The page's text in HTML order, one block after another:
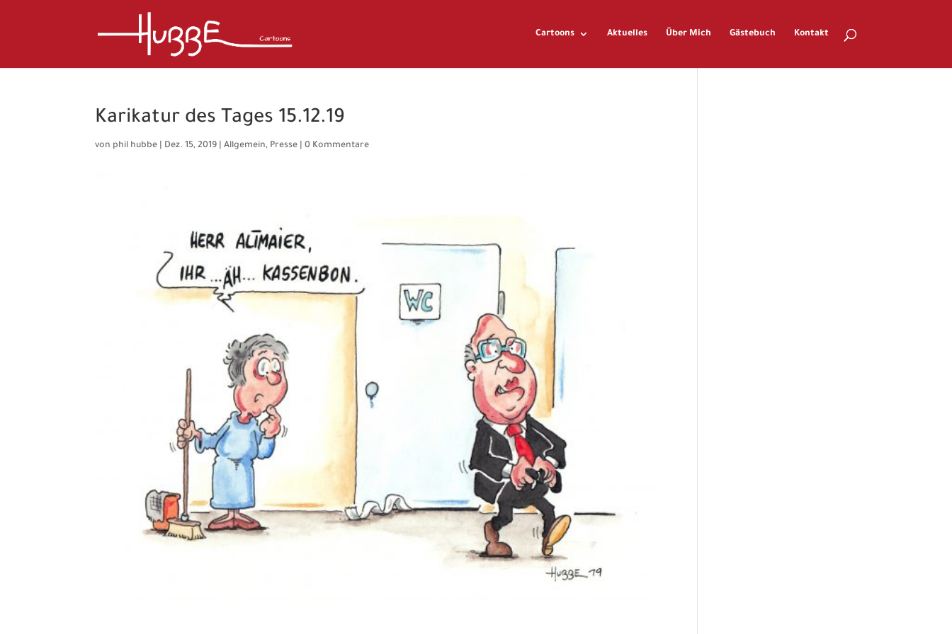
Cartoons Aktuelles Über Mich Gästebuch Kontakt
Karikatur des Tages 15.12.19
von phil hubbe Dez. 15, 2019 |Allgemein, Presse |0 Kommentare